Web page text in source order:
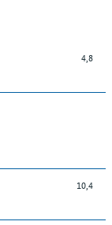
4,8
10,4